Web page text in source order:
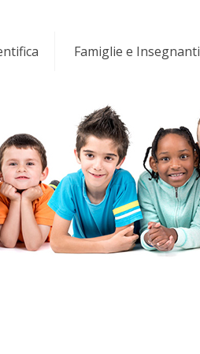
Famiglie e Insegnanti